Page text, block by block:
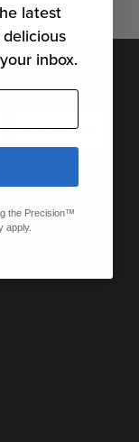
Inscribirse
latest
inbox.
the Precision™
apply.